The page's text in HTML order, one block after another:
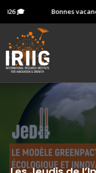
🎓 Bonnes